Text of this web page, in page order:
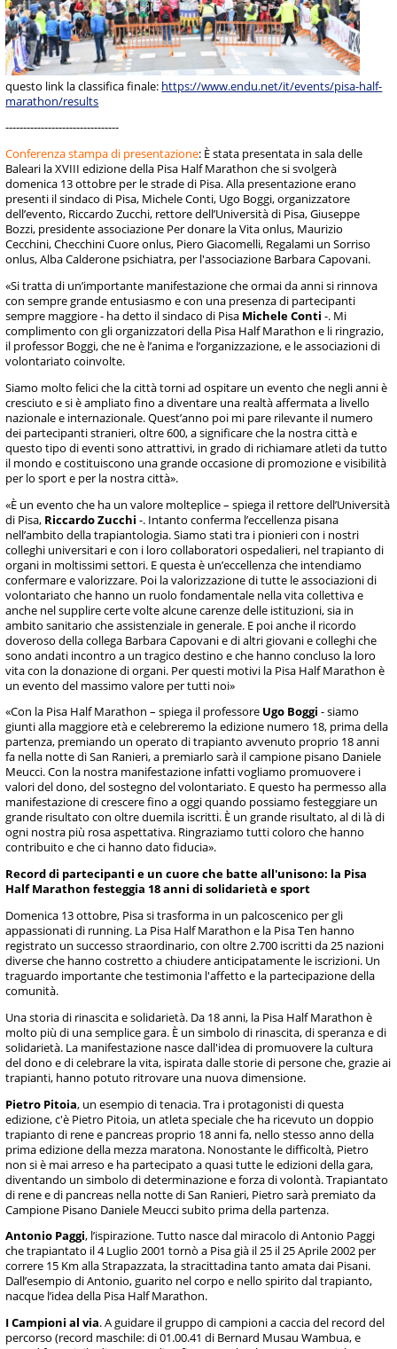
questo link la classifica finale: https://www.endu.net/it/events/pisa-half-
marathon/results
--------------------------------
Conferenza stampa di presentazione: È stata presentata in sala delle
Baleari la XVIII edizione della Pisa Half Marathon che si svolgerà
domenica 13 ottobre per le strade di Pisa. Alla presentazione erano
presenti il sindaco di Pisa, Michele Conti, Ugo Boggi, organizzatore
dell’evento, Riccardo Zucchi, rettore dell’Università di Pisa, Giuseppe
Bozzi, presidente associazione Per donare la Vita onlus, Maurizio
Cecchini, Checchini Cuore onlus, Piero Giacomelli, Regalami un Sorriso
onlus, Alba Calderone psichiatra, per l'associazione Barbara Capovani.
«Si tratta di un’importante manifestazione che ormai da anni si rinnova
con sempre grande entusiasmo e con una presenza di partecipanti
sempre maggiore - ha detto il sindaco di Pisa Michele Conti -. Mi
complimento con gli organizzatori della Pisa Half Marathon e li ringrazio,
il professor Boggi, che ne è l’anima e l’organizzazione, e le associazioni di
volontariato coinvolte.
Siamo molto felici che la città torni ad ospitare un evento che negli anni è
cresciuto e si è ampliato fino a diventare una realtà affermata a livello
nazionale e internazionale. Quest’anno poi mi pare rilevante il numero
dei partecipanti stranieri, oltre 600, a significare che la nostra città e
questo tipo di eventi sono attrattivi, in grado di richiamare atleti da tutto
il mondo e costituiscono una grande occasione di promozione e visibilità
per lo sport e per la nostra città».
«È un evento che ha un valore molteplice – spiega il rettore dell’Università
di Pisa, Riccardo Zucchi -. Intanto conferma l’eccellenza pisana
nell’ambito della trapiantologia. Siamo stati tra i pionieri con i nostri
colleghi universitari e con i loro collaboratori ospedalieri, nel trapianto di
organi in moltissimi settori. E questa è un’eccellenza che intendiamo
confermare e valorizzare. Poi la valorizzazione di tutte le associazioni di
volontariato che hanno un ruolo fondamentale nella vita collettiva e
anche nel supplire certe volte alcune carenze delle istituzioni, sia in
ambito sanitario che assistenziale in generale. E poi anche il ricordo
doveroso della collega Barbara Capovani e di altri giovani e colleghi che
sono andati incontro a un tragico destino e che hanno concluso la loro
vita con la donazione di organi. Per questi motivi la Pisa Half Marathon è
un evento del massimo valore per tutti noi»
«Con la Pisa Half Marathon – spiega il professore Ugo Boggi - siamo
giunti alla maggiore età e celebreremo la edizione numero 18, prima della
partenza, premiando un operato di trapianto avvenuto proprio 18 anni
fa nella notte di San Ranieri, a premiarlo sarà il campione pisano Daniele
Meucci. Con la nostra manifestazione infatti vogliamo promuovere i
valori del dono, del sostegno del volontariato. E questo ha permesso alla
manifestazione di crescere fino a oggi quando possiamo festeggiare un
grande risultato con oltre duemila iscritti. È un grande risultato, al di là di
ogni nostra più rosa aspettativa. Ringraziamo tutti coloro che hanno
contribuito e che ci hanno dato fiducia».
Record di partecipanti e un cuore che batte all'unisono: la Pisa
Half Marathon festeggia 18 anni di solidarietà e sport
Domenica 13 ottobre, Pisa si trasforma in un palcoscenico per gli
appassionati di running. La Pisa Half Marathon e la Pisa Ten hanno
registrato un successo straordinario, con oltre 2.700 iscritti da 25 nazioni
diverse che hanno costretto a chiudere anticipatamente le iscrizioni. Un
traguardo importante che testimonia l'affetto e la partecipazione della
comunità.
Una storia di rinascita e solidarietà. Da 18 anni, la Pisa Half Marathon è
molto più di una semplice gara. È un simbolo di rinascita, di speranza e di
solidarietà. La manifestazione nasce dall'idea di promuovere la cultura
del dono e di celebrare la vita, ispirata dalle storie di persone che, grazie ai
trapianti, hanno potuto ritrovare una nuova dimensione.
Pietro Pitoia, un esempio di tenacia. Tra i protagonisti di questa
edizione, c'è Pietro Pitoia, un atleta speciale che ha ricevuto un doppio
trapianto di rene e pancreas proprio 18 anni fa, nello stesso anno della
prima edizione della mezza maratona. Nonostante le difficoltà, Pietro
non si è mai arreso e ha partecipato a quasi tutte le edizioni della gara,
diventando un simbolo di determinazione e forza di volontà. Trapiantato
di rene e di pancreas nella notte di San Ranieri, Pietro sarà premiato da
Campione Pisano Daniele Meucci subito prima della partenza.
Antonio Paggi, l’ispirazione. Tutto nasce dal miracolo di Antonio Paggi
che trapiantato il 4 Luglio 2001 tornò a Pisa già il 25 il 25 Aprile 2002 per
correre 15 Km alla Strapazzata, la stracittadina tanto amata dai Pisani.
Dall’esempio di Antonio, guarito nel corpo e nello spirito dal trapianto,
nacque l’idea della Pisa Half Marathon.
I Campioni al via. A guidare il gruppo di campioni a caccia del record del
percorso (record maschile: di 01.00.41 di Bernard Musau Wambua, e